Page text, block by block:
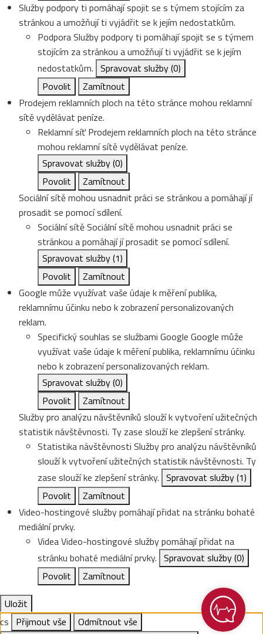
Služby podpory ti pomáhají spojit se s týmem stojícím za
stránkou a umožňují ti vyjádřit se k jejím nedostatkům.
PodporaSlužby podpory ti pomáhají spojit se s týmem
stojícím za stránkou a umožňují ti vyjádřit se k jejím
nedostatkům. Spravovat služby(0)
Povolit
Zamítnout
Prodejem reklamních ploch na této stránce mohou reklamní
sítě vydělávat peníze.
Reklamní síť Prodejem reklamních ploch na této stránce
mohou reklamní sítě vydělávat peníze.
Spravovat služby(0)
Povolit
Zamítnout
Sociální sítě mohou usnadnit práci se stránkou a pomáhají jí
prosadit se pomocí sdílení.
Sociální sítěSociální sítě mohou usnadnit práci se
stránkou a pomáhají jí prosadit se pomocí sdílení.
Spravovat služby(1)
Povolit
Zamítnout
Google může využívat vaše údaje k měření publika,
reklamnímu účinku nebo k zobrazení personalizovaných
reklam.
Specifický souhlas se službami Google Google může
využívat vaše údaje k měření publika, reklamnímu účinku
nebo k zobrazení personalizovaných reklam.
Spravovat služby(0)
Povolit
Zamítnout
Služby pro analýzu návštěvníků slouží k vytvoření užitečných
statistik návštěvnosti. Ty zase slouží ke zlepšení stránky.
Statistika návštěvnosti Služby pro analýzu návštěvníků
slouží k vytvoření užitečných statistik návštěvnosti. Ty
zase slouží ke zlepšení stránky. Spravovat služby(1)
Povolit
Zamítnout
Video-hostingové služby pomáhají přidat na stránku bohaté
mediální prvky.
VideaVideo-hostingové služby pomáhají přidat na
stránku bohaté mediální prvky. Spravovat služby(0)
Povolit
Zamítnout
Uložit
cs Přijmout vše
Odmítnout vše